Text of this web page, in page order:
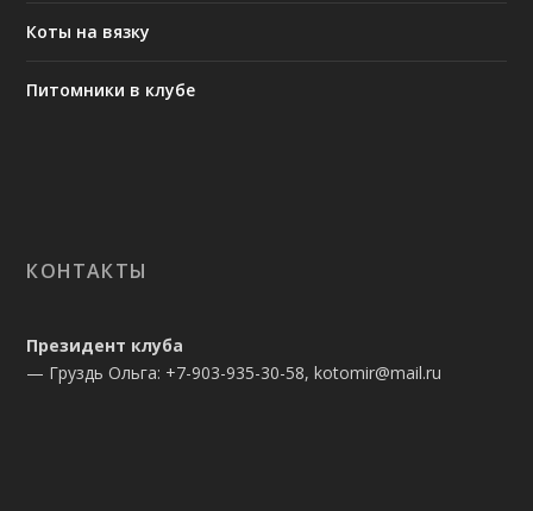
Коты на вязку
Питомники в клубе
КОНТАКТЫ
Президент клуба
— Груздь Ольга: +7-903-935-30-58, kotomir@mail.ru